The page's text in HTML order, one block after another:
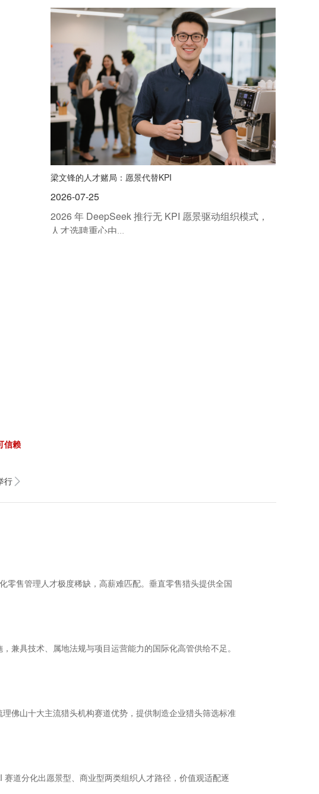
信赖
行
梁文锋的人才赌局：愿景代替KPI
2026-07-25
2026 年 DeepSeek 推行无 KPI 愿景驱动组织模式，
人才选聘重心由...
售管理人才极度稀缺，高薪难匹配。垂直零售猎头提供全国
兼具技术、属地法规与项目运营能力的国际化高管供给不足。
佛山十大主流猎头机构赛道优势，提供制造企业猎头筛选标准
道分化出愿景型、商业型两类组织人才路径，价值观适配逐